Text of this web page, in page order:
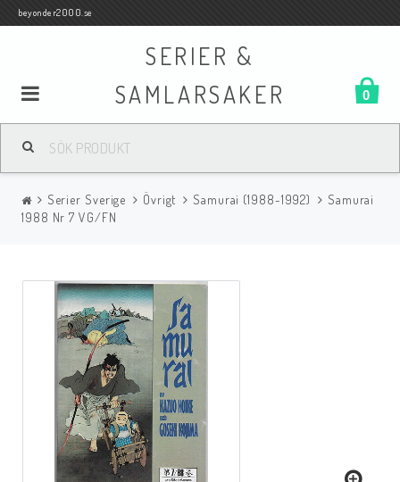
beyonder2000.se
SERIER &
SAMLARSAKER
0
Samlar- och Spelkort
Serier
Böcker
Mynt och Sedlar
Serier Sverige Övrigt Samurai (1988-1992)
Samurai
1988 Nr 7 VG/FN